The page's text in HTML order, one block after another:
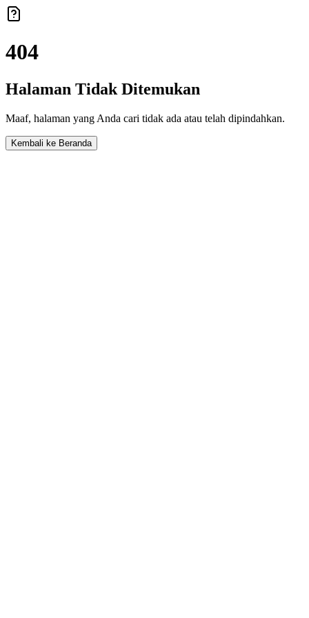
404
Halaman Tidak Ditemukan
Maaf, halaman yang Anda cari tidak ada atau telah dipindahkan.
Kembali ke Beranda